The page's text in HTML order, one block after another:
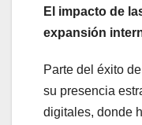
El impacto de
expansión
Parte del éxito de
su presencia
digitales, donde